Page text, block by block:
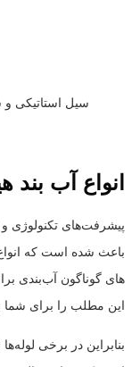
سیل استاتیکی و
انواع آب بند
پیشرفت‌های تکنولوژی و
باعث شده است که
های گوناگون آب‌بندی
این مطلب را برای شما
بنابراین در برخی